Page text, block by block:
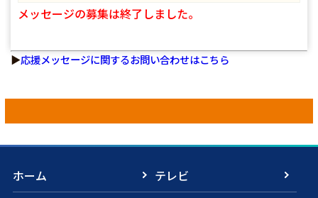
メッセージの募集は終了しました。
▶応援メッセージに関するお問い合わせはこちら
ホーム
テレビ